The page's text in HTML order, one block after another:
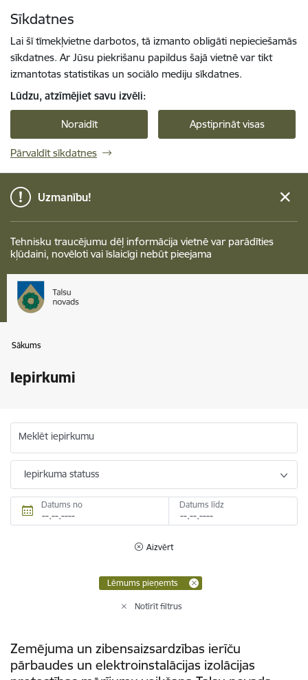
Sīkdatnes
Lai šī tīmekļvietne darbotos, tā izmanto obligāti nepieciešamās
sīkdatnes. Ar Jūsu piekrišanu papildus šajā vietnē var tikt
izmantotas statistikas un sociālo mediju sīkdatnes.
Lūdzu, atzīmējiet savu izvēli:
Noraidīt Apstiprināt visas
Pārvaldīt sīkdatnes
Uzmanību!
Tehnisku traucējumu dēļ informācija vietnē var parādīties
kļūdaini, novēloti vai īslaicīgi nebūt pieejama
Sākums
Iepirkumi
Meklēt iepirkumu
Iepirkuma statuss
Datums no Datums līdz
Aizvērt
Lēmums pieņemts
Notīrīt filtrus
Zemējuma un zibensaizsardzības ierīču
pārbaudes un elektroinstalācijas izolācijas